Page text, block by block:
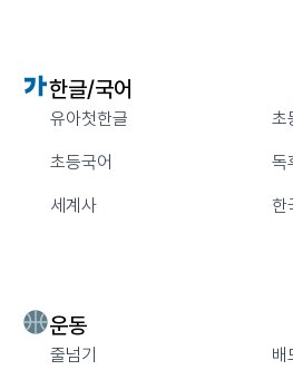
한글/국어
유아첫한글 초
초등국어 독
세계사 한
운동
줄넘기 배